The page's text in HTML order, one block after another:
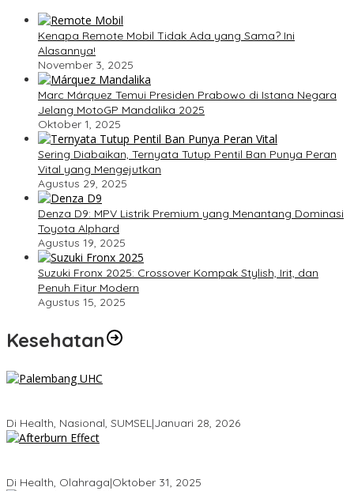
Kenapa Remote Mobil Tidak Ada yang Sama? Ini
Alasannya!
November 3, 2025
Marc Márquez Temui Presiden Prabowo di Istana Negara
Jelang MotoGP Mandalika 2025
Oktober 1, 2025
Sering Diabaikan, Ternyata Tutup Pentil Ban Punya Peran
Vital yang Mengejutkan
Agustus 29, 2025
Denza D9: MPV Listrik Premium yang Menantang Dominasi
Toyota Alphard
Agustus 19, 2025
Suzuki Fronx 2025: Crossover Kompak Stylish, Irit, dan
Penuh Fitur Modern
Agustus 15, 2025
Kesehatan
Di Health, Nasional, SUMSEL|Januari 28, 2026
Di Health, Olahraga|Oktober 31, 2025